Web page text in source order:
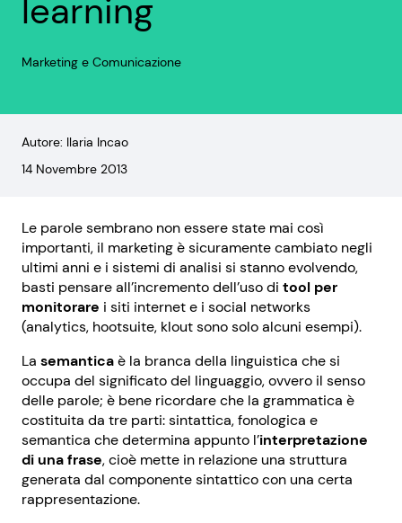
learning
Marketing e Comunicazione
Autore: Ilaria Incao
14 Novembre 2013
Le parole sembrano non essere state mai così
importanti, il marketing è sicuramente cambiato negli
ultimi anni e i sistemi di analisi si stanno evolvendo,
basti pensare all’incremento dell’uso di tool per
monitorare i siti internet e i social networks
(analytics, hootsuite, klout sono solo alcuni esempi).
La semanticaè la branca della linguistica che si
occupa del significato del linguaggio, ovvero il senso
delle parole; è bene ricordare che la grammatica è
costituita da tre parti: sintattica, fonologica e
semantica che determina appunto l’interpretazione
di una frase, cioè mette in relazione una struttura
generata dal componente sintattico con una certa
rappresentazione.